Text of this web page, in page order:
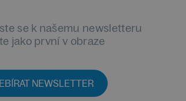
se k našemu newsletteru
jako první v obraze
NEWSLETTER